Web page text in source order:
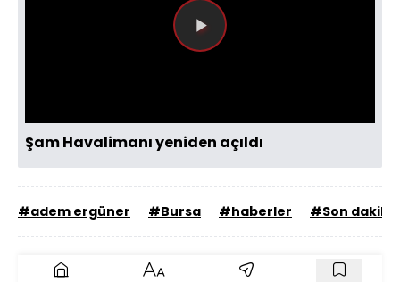
Videoyu
Şam Havalimanı yeniden açıldı
#adem ergüner #Bursa #haberler #Son